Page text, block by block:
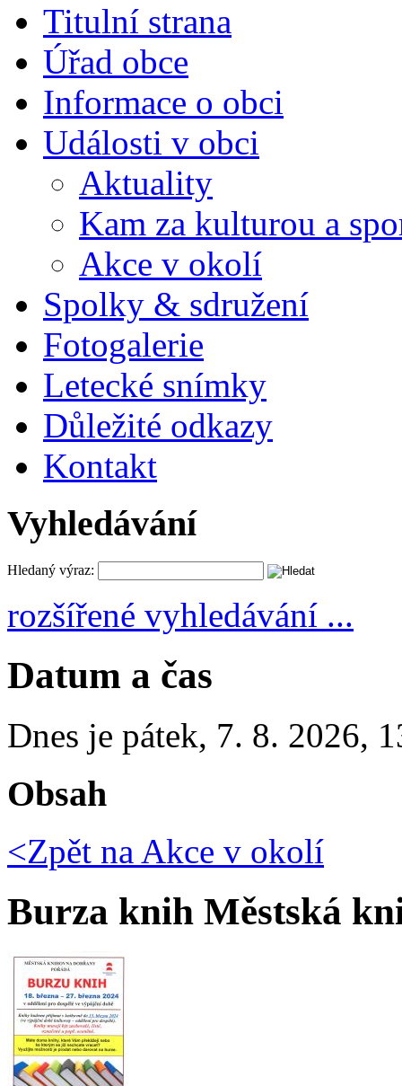
Titulní strana
Úřad obce
Informace o obci
Události v obci
Aktuality
Kam za kulturou a
Akce v okolí
Spolky & sdružení
Fotogalerie
Letecké snímky
Důležité odkazy
Kontakt
Vyhledávání
Hledaný výraz:
rozšířené vyhledávání ...
Datum a čas
Dnes je pátek, 7. 8. 2026,
Obsah
<Zpět na Akce v okolí
Burza knih Městská